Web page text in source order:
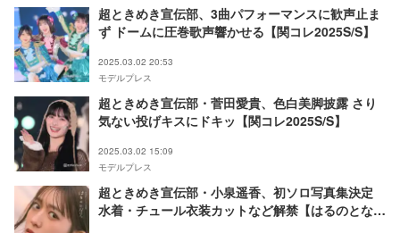
超ときめき宣伝部、3曲パフォーマンスに歓声止ま
ず ドームに圧巻歌声響かせる【関コレ2025S/S】
2025.03.02 20:53
モデルプレス
超ときめき宣伝部・菅田愛貴、色白美脚披露 さり
気ない投げキスにドキッ【関コレ2025S/S】
2025.03.02 15:09
モデルプレス
超ときめき宣伝部・小泉遥香、初ソロ写真集決定
水着・チュール衣装カットなど解禁【はるのとな